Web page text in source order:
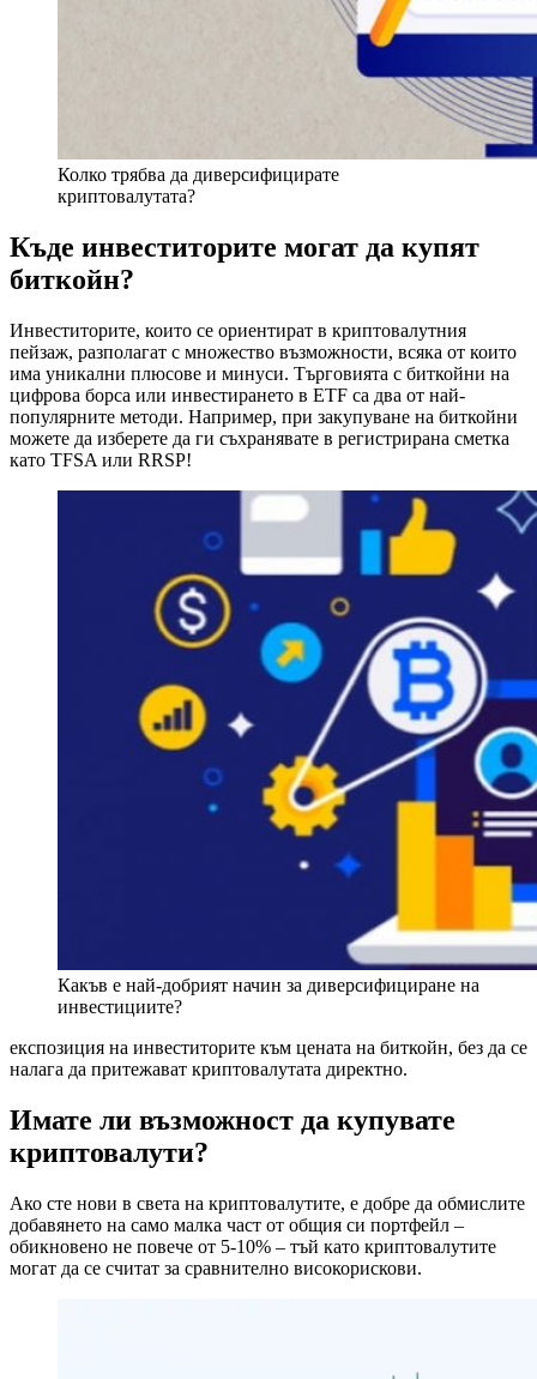
Колко трябва да диверсифицирате
криптовалутата?
Къде инвеститорите могат да купят
биткойн?
Инвеститорите, които се ориентират в криптовалутния
пейзаж, разполагат с множество възможности, всяка от които
има уникални плюсове и минуси. Търговията с биткойни на
цифрова борса или инвестирането в ETF са два от най-
популярните методи. Например, при закупуване на биткойни
можете да изберете да ги съхранявате в регистрирана сметка
като TFSA или RRSP!
Какъв е най-добрият начин за диверсифициране на
инвестициите?
експозиция на инвеститорите към цената на биткойн, без да се
налага да притежават криптовалутата директно.
Имате ли възможност да купувате
криптовалути?
Ако сте нови в света на криптовалутите, е добре да обмислите
добавянето на само малка част от общия си портфейл –
обикновено не повече от 5-10% – тъй като криптовалутите
могат да се считат за сравнително високорискови.